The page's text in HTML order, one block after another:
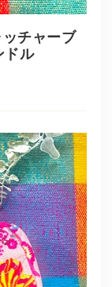
チャーブ
ドル